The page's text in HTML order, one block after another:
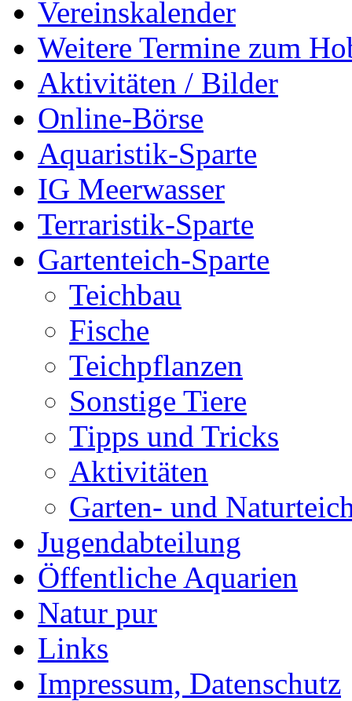
Vereinskalender
Weitere Termine zum
Aktivitäten / Bilder
Online-Börse
Aquaristik-Sparte
IG Meerwasser
Terraristik-Sparte
Gartenteich-Sparte
Teichbau
Fische
Teichpflanzen
Sonstige Tiere
Tipps und Tricks
Aktivitäten
Garten- und
Jugendabteilung
Öffentliche Aquarien
Natur pur
Links
Impressum, Datenschutz